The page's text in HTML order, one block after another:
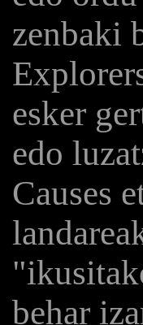
zenbaki
esker
edo
Causes
behar